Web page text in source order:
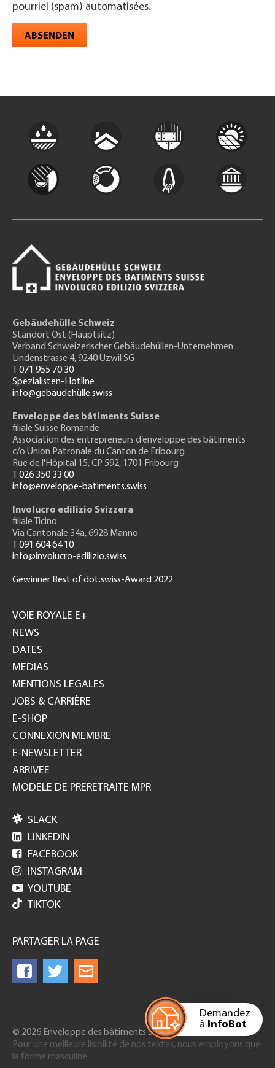
pourriel (spam) automatisées.
ABSENDEN
Demandez
à InfoBot
Gebäudehülle Schweiz
Standort Ost (Hauptsitz)
Verband Schweizerischer Gebäudehüllen-Unternehmen
Lindenstrasse 4, 9240 Uzwil SG
T 071 955 70 30
Spezialisten-Hotline
info@gebäudehülle.swiss
Enveloppe des bâtiments Suisse
filiale Suisse Romande
Association des entrepreneurs d’enveloppe des bâtiments
c/o Union Patronale du Canton de Fribourg
Rue de l'Hôpital 15, CP 592, 1701 Fribourg
T 026 350 33 00
info@enveloppe-batiments.swiss
Involucro edilizio Svizzera
filiale Ticino
Via Cantonale 34a, 6928 Manno
T 091 604 64 10
info@involucro-edilizio.swiss
Gewinner Best of dot.swiss-Award 2022
GH
VOIE ROYALE E+
NEWS
DATES
MEDIAS
MENTIONS LEGALES
JOBS & CARRIÈRE
E-SHOP
CONNEXION MEMBRE
E-NEWSLETTER
ARRIVEE
MODELE DE PRERETRAITE MPR
 SLACK
 LINKEDIN
 FACEBOOK
 INSTAGRAM
 YOUTUBE
TIKTOK
PARTAGER LA PAGE
© 2026 Enveloppe des bâtiments Suisse
Pour une meilleure lisibilité de nos textes, nous employons que
la forme masculine.